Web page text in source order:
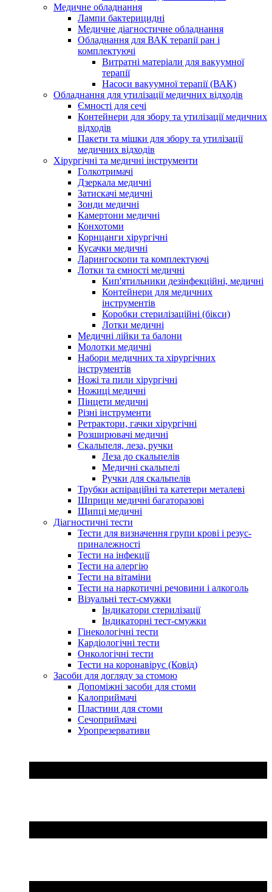
Медичне обладнання
Лампи бактерицидні
Медичне діагностичне обладнання
Обладнання для ВАК терапії ран і
комплектуючі
Витратні матеріали для вакуумної
терапії
Насоси вакуумної терапії (ВАК)
Обладнання для утилізації медичних відходів
Ємності для сечі
Контейнери для збору та утилізації медичних
відходів
Пакети та мішки для збору та утилізації
медичних відходів
Хірургічні та медичні інструменти
Голкотримачі
Дзеркала медичні
Затискачі медичні
Зонди медичні
Камертони медичні
Конхотоми
Корнцанги хірургічні
Кусачки медичні
Ларингоскопи та комплектуючі
Лотки та ємності медичні
Кип'ятильники дезінфекційні, медичні
Контейнери для медичних
інструментів
Коробки стерилізаційні (бікси)
Лотки медичні
Медичні лійки та балони
Молотки медичні
Набори медичних та хірургічних
інструментів
Ножі та пили хірургічні
Ножиці медичні
Пінцети медичні
Різні інструменти
Ретрактори, гачки хірургічні
Розширювачі медичні
Скальпеля, леза, ручки
Леза до скальпелів
Медичні скальпелі
Ручки для скальпелів
Трубки аспіраційні та катетери металеві
Шприци медичні багаторазові
Щипці медичні
Діагностичні тести
Тести для визначення групи крові і резус-
приналежності
Тести на інфекції
Тести на алергію
Тести на вітаміни
Тести на наркотичні речовини і алкоголь
Візуальні тест-смужки
Індикатори стерилізації
Індикаторні тест-смужки
Гінекологічні тести
Кардіологічні тести
Онкологічні тести
Тести на коронавірус (Ковід)
Засоби для догляду за стомою
Допоміжні засоби для стоми
Калоприймачі
Пластини для стоми
Сечоприймачі
Уропрезервативи